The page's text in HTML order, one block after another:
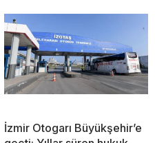
İzmir Otogarı Büyükşehir’e